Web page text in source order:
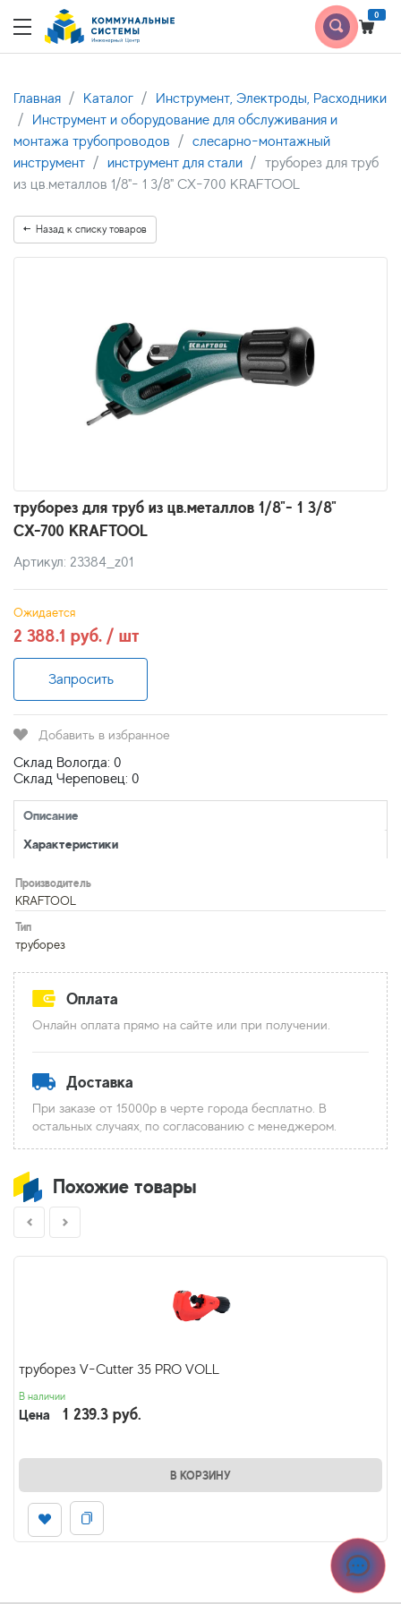
0
Главная Каталог
Инструмент, Электроды, Расходники
Инструмент и оборудование для обслуживания и
монтажа трубопроводов
слесарно-монтажный
инструмент
инструмент для стали
труборез для труб
из цв.металлов 1/8"- 1 3/8" СХ-700 KRAFTOOL
Назад к списку товаров
труборез для труб из цв.металлов 1/8"- 1 3/8"
СХ-700 KRAFTOOL
Артикул: 23384_z01
Ожидается
2 388.1 руб. / шт
Запросить
Добавить в избранное
Склад Вологда: 0
Склад Череповец: 0
Описание
Характеристики
Производитель
KRAFTOOL
Тип
труборез
Оплата
Онлайн оплата прямо на сайте или при получении.
Доставка
При заказе от 15000р в черте города бесплатно. В
остальных случаях, по согласованию с менеджером.
Похожие товары
труборез V-Cutter 35 PRO VOLL
В наличии
Цена 1 239.3 руб.
В КОРЗИНУ